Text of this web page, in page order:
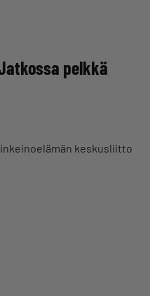
pelkkä
keskusliitto